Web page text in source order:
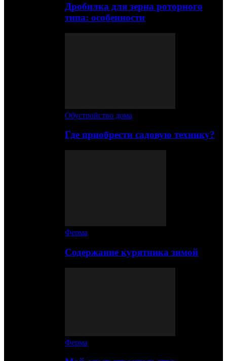
Дробилка для зерна роторного
типа: особенности
Обустройство дома
Где приобрести садовую технику?
Ферма
Содержание курятника зимой
Ферма